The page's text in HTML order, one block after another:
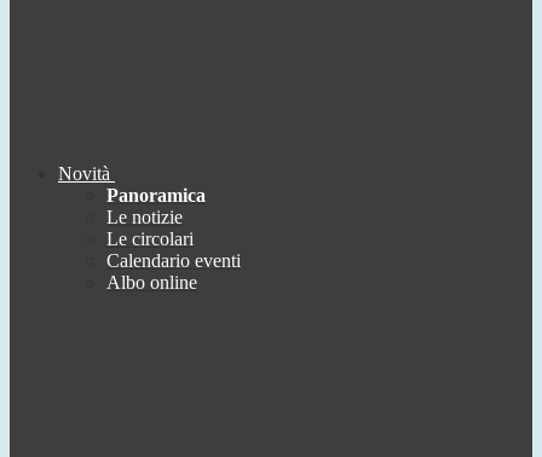
Novità
Panoramica
Le notizie
Le circolari
Calendario eventi
Albo online